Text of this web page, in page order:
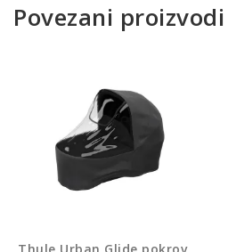
Povezani proizvodi